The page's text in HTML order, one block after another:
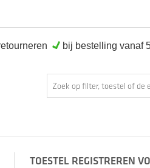
bij bestelling vanaf
TOESTEL REGISTREREN